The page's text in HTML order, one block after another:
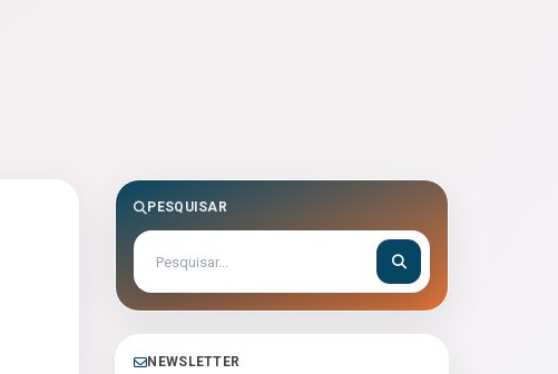
PESQUISAR
NEWSLETTER